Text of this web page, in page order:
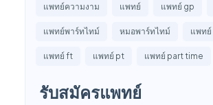
แพทย์ความงาม แพทย์ แพทย์ gp
แพทย์พาร์ทไทม์ หมอพาร์ทไทม์ แพทย์
แพทย์ ft แพทย์ pt แพทย์ part time
รับสมัครแพทย์